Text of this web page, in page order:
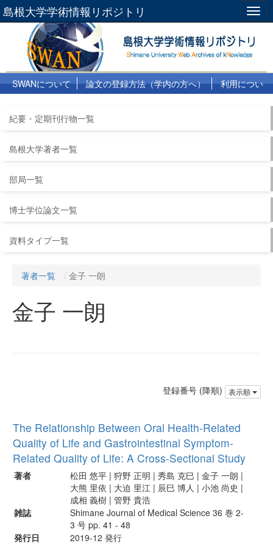
島根大学学術情報リポジトリ
SWANについて 論文の登録方法（学内の方へ）
利用につい
紀要・定期刊行物一覧
島根大学著者一覧
部局一覧
博士学位論文一覧
資料タイプ一覧
著者一覧 金子 一朗
金子 一朗
登録番号 (降順) 表示順
The Relationship Between Oral Health-Related
Quality of Life and Gastrointestinal Symptom-
Related Quality of Life: A Cross-Sectional Study
著者
松田 悠平 | 狩野 正明 | 秀島 克巳 | 金子 一朗 |
大熊 里依 | 大迫 里江 | 辰巳 博人 | 小池 尚史 |
成相 義樹 | 管野 貴浩
雑誌
Shimane Journal of Medical Science 36 巻 2-
3 号 pp. 41 - 48
発行日
2019-12 発行